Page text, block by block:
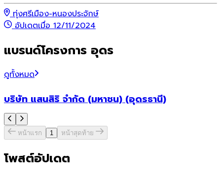
ทุ่งศรีเมือง-หนองประจักษ์
อัปเดตเมื่อ 12/11/2024
แบรนด์โครงการ อุดร
ดูทั้งหมด
บริษัท แสนสิริ จำกัด (มหาชน) (อุดรธานี)
หน้าแรก 1 หน้าสุดท้าย
โพสต์อัปเดต